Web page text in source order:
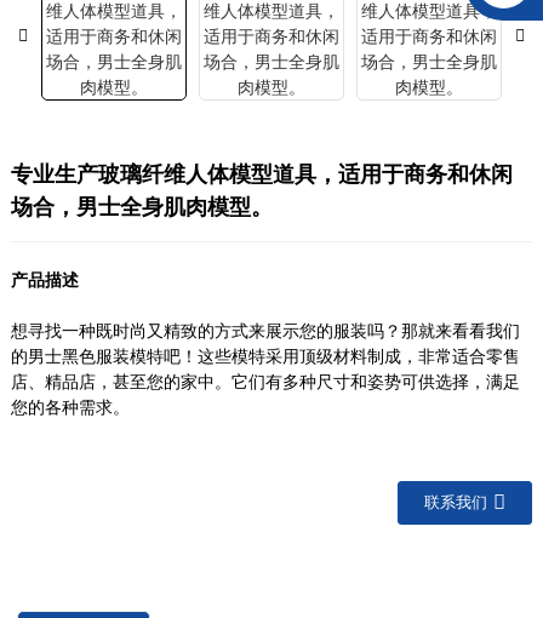
专业生产玻璃纤维人体模型道具，适用于商务和休闲
场合，男士全身肌肉模型。
产品描述
想寻找一种既时尚又精致的方式来展示您的服装吗？那就来看看我们
的男士黑色服装模特吧！这些模特采用顶级材料制成，非常适合零售
店、精品店，甚至您的家中。它们有多种尺寸和姿势可供选择，满足
您的各种需求。
联系我们